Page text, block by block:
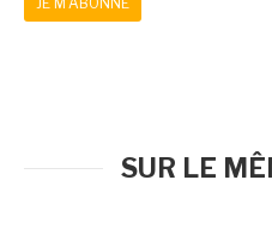
SUR LE